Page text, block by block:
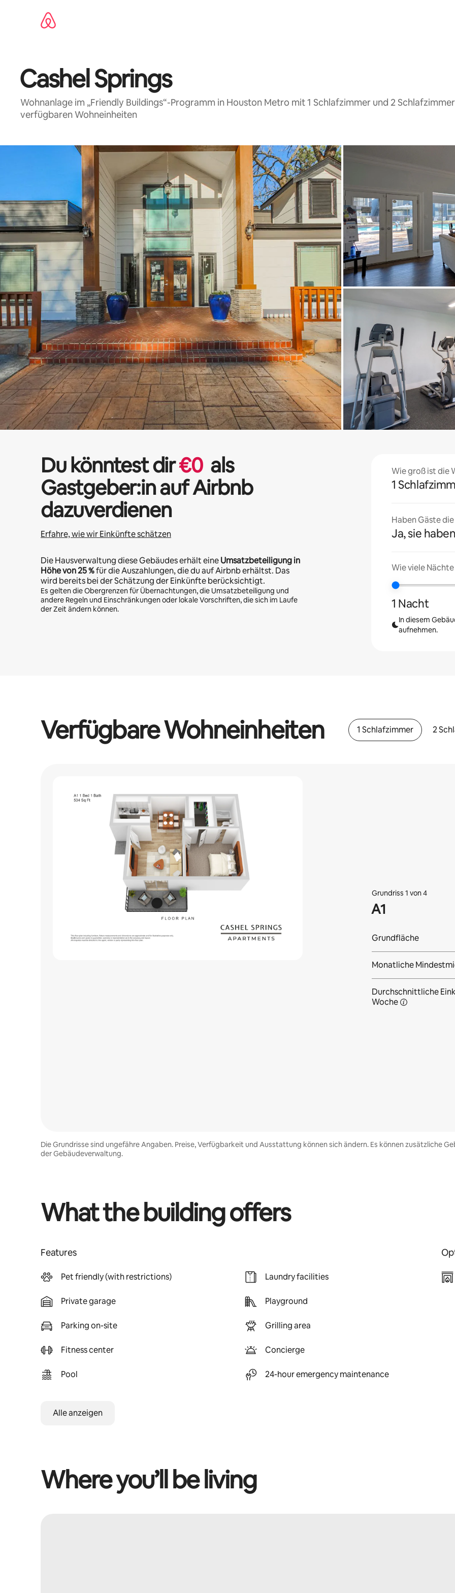
Cashel Springs
Wohnanlage im „Friendly Buildings“-Programm in Houston Metro mit 1 Schlafzimmer und 2 Schlafzimmer
verfügbaren Wohneinheiten
Du könntest dir€0 als
Gastgeber:in auf Airbnb
dazuverdienen
Erfahre, wie wir Einkünfte schätzen
Die Hausverwaltung diese Gebäudes erhält eineUmsatzbeteiligung in
Höhe von25 %für die Auszahlungen, die du auf Airbnb erhältst. Das
wird bereits bei der Schätzung der Einkünfte berücksichtigt.
Es gelten die Obergrenzen für Übernachtungen, die Umsatzbeteiligung und
andere Regeln und Einschränkungen oder lokale Vorschriften, die sich im Laufe
der Zeit ändern können.
Wie groß ist die
1
Haben Gäste
Ja, sie
Wie viele
1 Nacht
In diesem
aufnehmen.
Verfügbare Wohneinheiten 1 Schlafzimmer 2
Grundriss 1 von 4
A1
Grundfläche
Monatliche
Durchschnittliche
Woche
Die Grundrisse sind ungefähre Angaben. Preise, Verfügbarkeit und Ausstattung können sich ändern. Es können zusätzliche
der Gebäudeverwaltung.
What the building offers
Features
Pet friendly (with restrictions)
Private garage
Parking on-site
Fitness center
Pool
Laundry facilities
Playground
Grilling area
Concierge
24-hour emergency maintenance
Alle anzeigen
Where you’ll be living